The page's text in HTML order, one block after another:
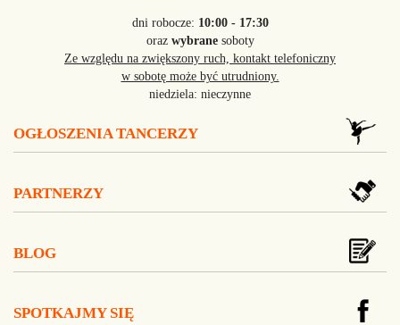
dni robocze: 10:00 - 17:30
oraz wybranesoboty
Ze względu na zwiększony ruch, kontakt telefoniczny
w sobotę może być utrudniony.
niedziela: nieczynne
OGŁOSZENIA TANCERZY
PARTNERZY
BLOG
SPOTKAJMY SIĘ